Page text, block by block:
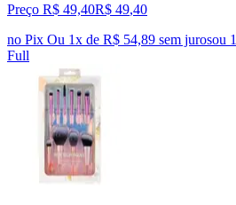
Preço R$ 49,40R$ 49,40
no Pix Ou 1x de R$ 54,89 sem jurosou 1
Full